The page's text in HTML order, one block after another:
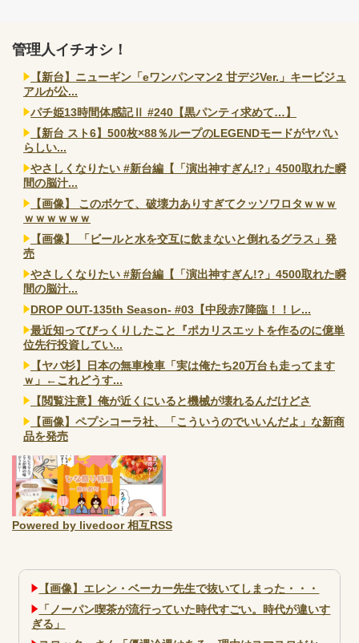
管理人イチオシ！
【新台】ニューギン「eワンパンマン2 甘デジVer.」キービジュ
アルが公...
パチ姫13時間体感記Ⅱ #240【黒パンティ求めて…】
【新台 スト6】500枚×88％ループのLEGENDモードがヤバい
らしい...
やさしくなりたい #新台編【「演出神すぎん!?」4500取れた瞬
間の脳汁...
【画像】 このボケて、破壊力ありすぎてクッソワロタｗｗｗ
ｗｗｗｗｗｗ
【画像】 「ビールと水を交互に飲まないと倒れるグラス」発
売
やさしくなりたい #新台編【「演出神すぎん!?」4500取れた瞬
間の脳汁...
DROP OUT-135th Season- #03【中段赤7降臨！！レ...
最近知ってびっくりしたこと『ポカリスエットを作るのに億単
位先行投資してい...
【ヤバ杉】日本の無車検車「実は俺たち20万台も走ってます
ｗ」←これどうす...
【閲覧注意】俺が近くにいると機械が壊れるんだけどさ
【画像】ペプシコーラ社、「こういうのでいいんだよ」な新商
品を発売
Powered by livedoor 相互RSS
【画像】エレン・ベーカー先生で抜いてしまった・・・
「ノーパン喫茶が流行っていた時代すごい。時代が違いす
ぎる」